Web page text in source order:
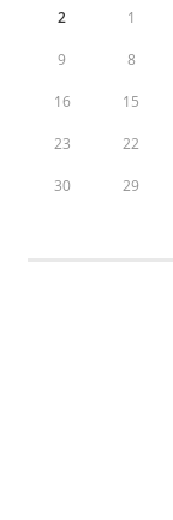
1
2
8
9
15
16
22
23
29
30